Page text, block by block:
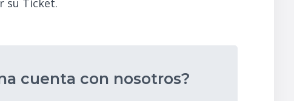
su Ticket.
cuenta con nosotros?